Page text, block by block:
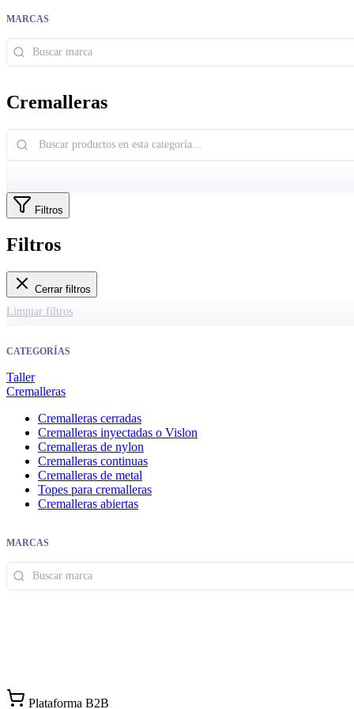
MARCAS
Cremalleras
Filtros
Filtros
Cerrar filtros
Limpiar filtros
CATEGORÍAS
Taller
Cremalleras
Cremalleras cerradas
Cremalleras inyectadas o Vislon
Cremalleras de nylon
Cremalleras continuas
Cremalleras de metal
Topes para cremalleras
Cremalleras abiertas
MARCAS
Plataforma B2B